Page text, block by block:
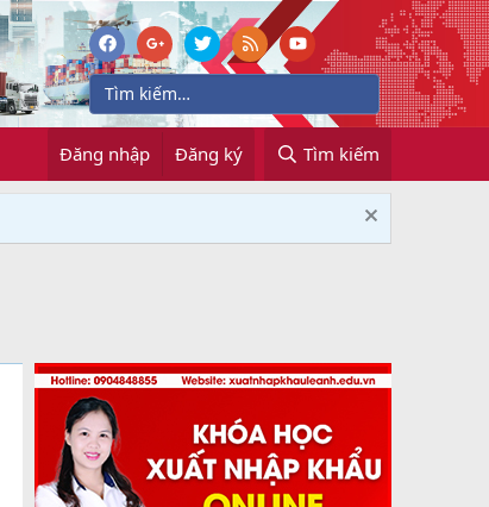
Đăng nhập Đăng ký Tìm kiếm